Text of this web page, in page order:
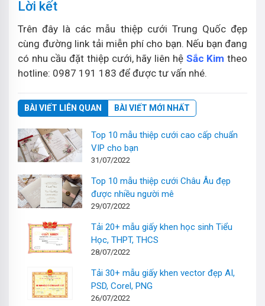
Lời kết
Trên đây là các mẫu thiệp cưới Trung Quốc đẹp
cùng đường link tải miễn phí cho bạn. Nếu bạn đang
có nhu cầu đặt thiệp cưới, hãy liên hệ Sắc Kim theo
hotline: 0987 191 183 để được tư vấn nhé.
BÀI VIẾT LIÊN QUAN BÀI VIẾT MỚI NHẤT
Top 10 mẫu thiệp cưới cao cấp chuẩn
VIP cho bạn
31/07/2022
Top 10 mẫu thiệp cưới Châu Âu đẹp
được nhiều người mê
29/07/2022
Tải 20+ mẫu giấy khen học sinh Tiểu
Học, THPT, THCS
28/07/2022
Tải 30+ mẫu giấy khen vector đẹp AI,
PSD, Corel, PNG
26/07/2022